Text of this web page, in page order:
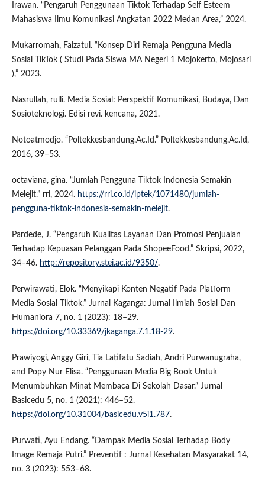
Irawan. “Pengaruh Penggunaan Tiktok Terhadap Self Esteem
Mahasiswa Ilmu Komunikasi Angkatan 2022 Medan Area,” 2024.
Mukarromah, Faizatul. “Konsep Diri Remaja Pengguna Media
Sosial TikTok ( Studi Pada Siswa MA Negeri 1 Mojokerto, Mojosari
),” 2023.
Nasrullah, rulli. Media Sosial: Perspektif Komunikasi, Budaya, Dan
Sosioteknologi. Edisi revi. kencana, 2021.
Notoatmodjo. “Poltekkesbandung.Ac.Id.” Poltekkesbandung.Ac.Id,
2016, 39–53.
octaviana, gina. “Jumlah Pengguna Tiktok Indonesia Semakin
Melejit.” rri, 2024. https://rri.co.id/iptek/1071480/jumlah-
pengguna-tiktok-indonesia-semakin-melejit.
Pardede, J. “Pengaruh Kualitas Layanan Dan Promosi Penjualan
Terhadap Kepuasan Pelanggan Pada ShopeeFood.” Skripsi, 2022,
34–46. http://repository.stei.ac.id/9350/.
Perwirawati, Elok. “Menyikapi Konten Negatif Pada Platform
Media Sosial Tiktok.” Jurnal Kaganga: Jurnal Ilmiah Sosial Dan
Humaniora 7, no. 1 (2023): 18–29.
https://doi.org/10.33369/jkaganga.7.1.18-29.
Prawiyogi, Anggy Giri, Tia Latifatu Sadiah, Andri Purwanugraha,
and Popy Nur Elisa. “Penggunaan Media Big Book Untuk
Menumbuhkan Minat Membaca Di Sekolah Dasar.” Jurnal
Basicedu 5, no. 1 (2021): 446–52.
https://doi.org/10.31004/basicedu.v5i1.787.
Purwati, Ayu Endang. “Dampak Media Sosial Terhadap Body
Image Remaja Putri.” Preventif : Jurnal Kesehatan Masyarakat 14,
no. 3 (2023): 553–68.